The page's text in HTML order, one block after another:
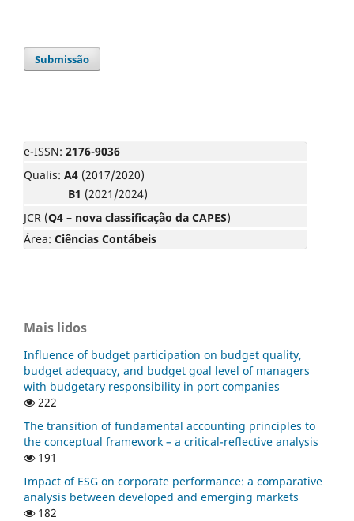
Submissão
e-ISSN: 2176-9036
Qualis: A4 (2017/2020)
B1 (2021/2024)
JCR (Q4 – nova classificação da CAPES)
Área: Ciências Contábeis
Mais lidos
Influence of budget participation on budget quality,
budget adequacy, and budget goal level of managers
with budgetary responsibility in port companies
222
The transition of fundamental accounting principles to
the conceptual framework – a critical-reflective analysis
191
Impact of ESG on corporate performance: a comparative
analysis between developed and emerging markets
182